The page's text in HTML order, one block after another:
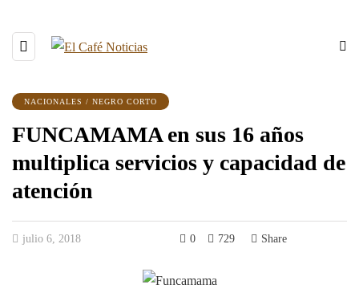
NACIONALES / NEGRO CORTO
FUNCAMAMA en sus 16 años
multiplica servicios y capacidad de
atención
julio 6, 2018 0 729 Share